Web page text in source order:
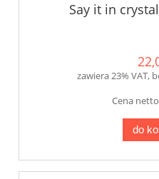
Say it in
zawiera 23% VAT,
Cena
do